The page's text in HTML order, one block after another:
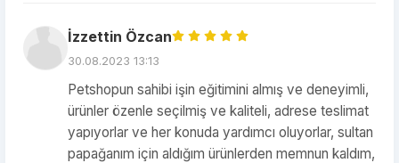
İzzettin Özcan
30.08.2023 13:13
Petshopun sahibi işin eğitimini almış ve deneyimli,
ürünler özenle seçilmiş ve kaliteli, adrese teslimat
yapıyorlar ve her konuda yardımcı oluyorlar, sultan
papağanım için aldığım ürünlerden memnun kaldım,